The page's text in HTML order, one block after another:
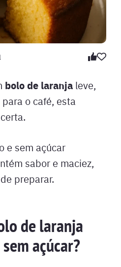
bolo de laranja leve,
o café, esta
e sem açúcar
sabor e maciez,
preparar.
de laranja
açúcar?